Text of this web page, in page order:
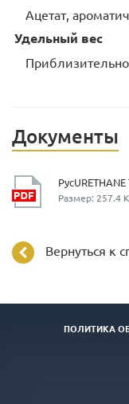
Ацетат,
Удельный вес
Документы
РусURETHANE
Размер: 257.4
Вернуться к
ПОЛИТИКА